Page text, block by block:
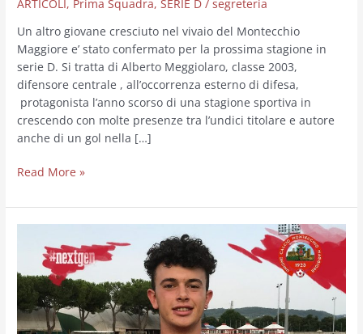
ARTICOLI, Prima Squadra,SERIE D /segreteria
Un altro giovane cresciuto nel vivaio del Montecchio
Maggiore e’ stato confermato per la prossima stagione in
serie D. Si tratta di Alberto Meggiolaro, classe 2003,
difensore centrale , all’occorrenza esterno di difesa,
protagonista l’anno scorso di una stagione sportiva in
crescendo con molte presenze tra l’undici titolare e autore
anche di un gol nella […]
Read More »
ALBERTO
CONFERMATO
AL
MONTECCHIO
MAGGIORE